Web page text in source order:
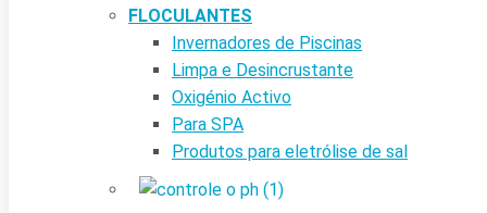
FLOCULANTES
Invernadores de Piscinas
Limpa e Desincrustante
Oxigénio Activo
Para SPA
Produtos para eletrólise de sal